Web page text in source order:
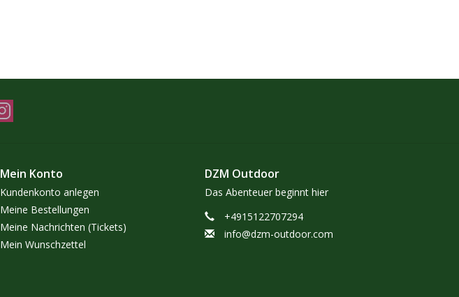
Mein Konto
Kundenkonto anlegen
Meine Bestellungen
Meine Nachrichten (Tickets)
Mein Wunschzettel
DZM Outdoor
Das Abenteuer beginnt hier
+4915122707294
info@dzm-outdoor.com